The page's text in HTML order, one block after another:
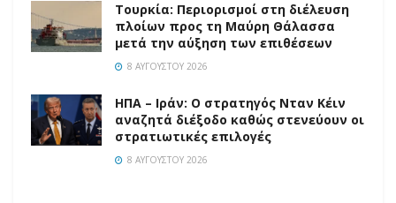
Τουρκία: Περιορισμοί στη διέλευση
πλοίων προς τη Μαύρη Θάλασσα
μετά την αύξηση των επιθέσεων
8 ΑΥΓΟΎΣΤΟΥ 2026
ΗΠΑ – Ιράν: Ο στρατηγός Νταν Κέιν
αναζητά διέξοδο καθώς στενεύουν οι
στρατιωτικές επιλογές
8 ΑΥΓΟΎΣΤΟΥ 2026